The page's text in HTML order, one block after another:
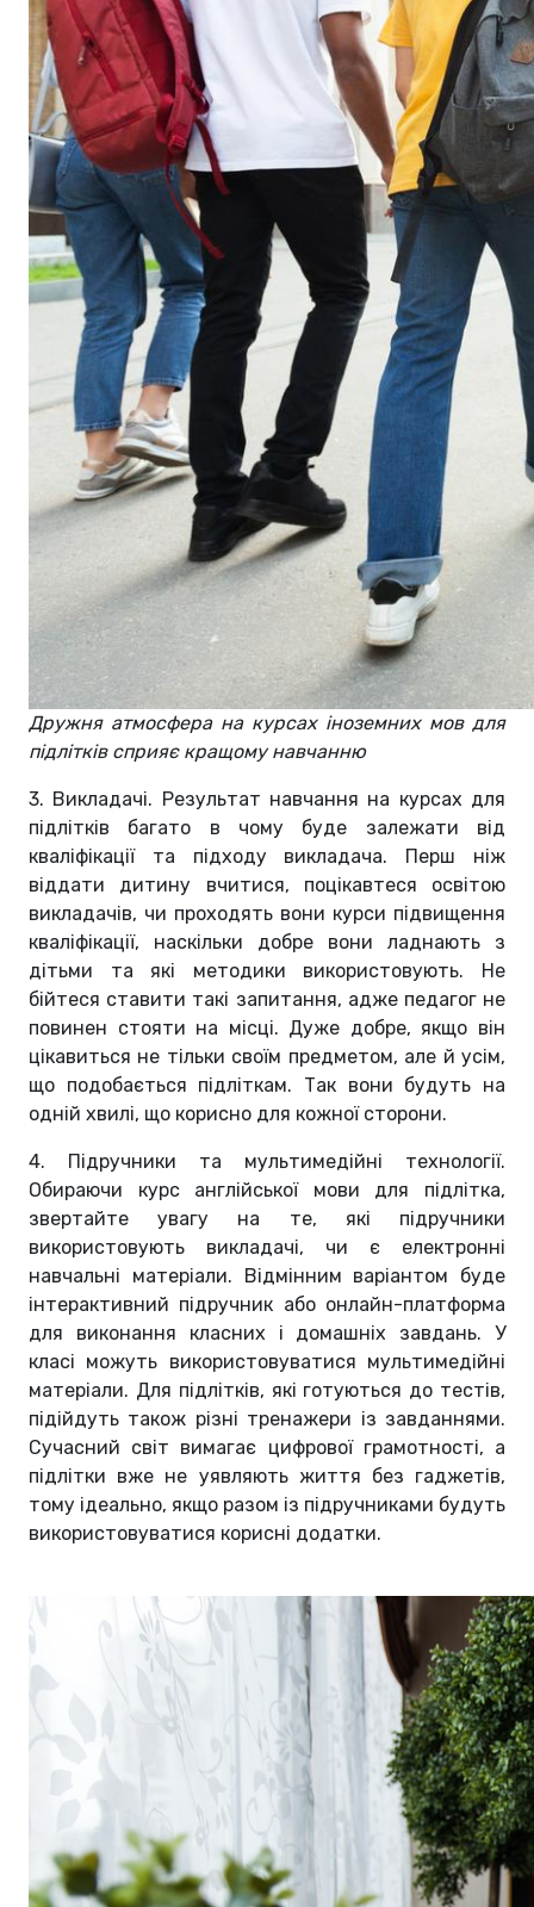
Дружня атмосфера на курсах іноземних мов для
підлітків сприяє кращому навчанню
3. Викладачі. Результат навчання на курсах для
підлітків багато в чому буде залежати від
кваліфікації та підходу викладача. Перш ніж
віддати дитину вчитися, поцікавтеся освітою
викладачів, чи проходять вони курси підвищення
кваліфікації, наскільки добре вони ладнають з
дітьми та які методики використовують. Не
бійтеся ставити такі запитання, адже педагог не
повинен стояти на місці. Дуже добре, якщо він
цікавиться не тільки своїм предметом, але й усім,
що подобається підліткам. Так вони будуть на
одній хвилі, що корисно для кожної сторони.
4. Підручники та мультимедійні технології.
Обираючи курс англійської мови для підлітка,
звертайте увагу на те, які підручники
використовують викладачі, чи є електронні
навчальні матеріали. Відмінним варіантом буде
інтерактивний підручник або онлайн-платформа
для виконання класних і домашніх завдань. У
класі можуть використовуватися мультимедійні
матеріали. Для підлітків, які готуються до тестів,
підійдуть також різні тренажери із завданнями.
Сучасний світ вимагає цифрової грамотності, а
підлітки вже не уявляють життя без гаджетів,
тому ідеально, якщо разом із підручниками будуть
використовуватися корисні додатки.